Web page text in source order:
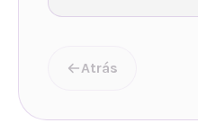
Atrás